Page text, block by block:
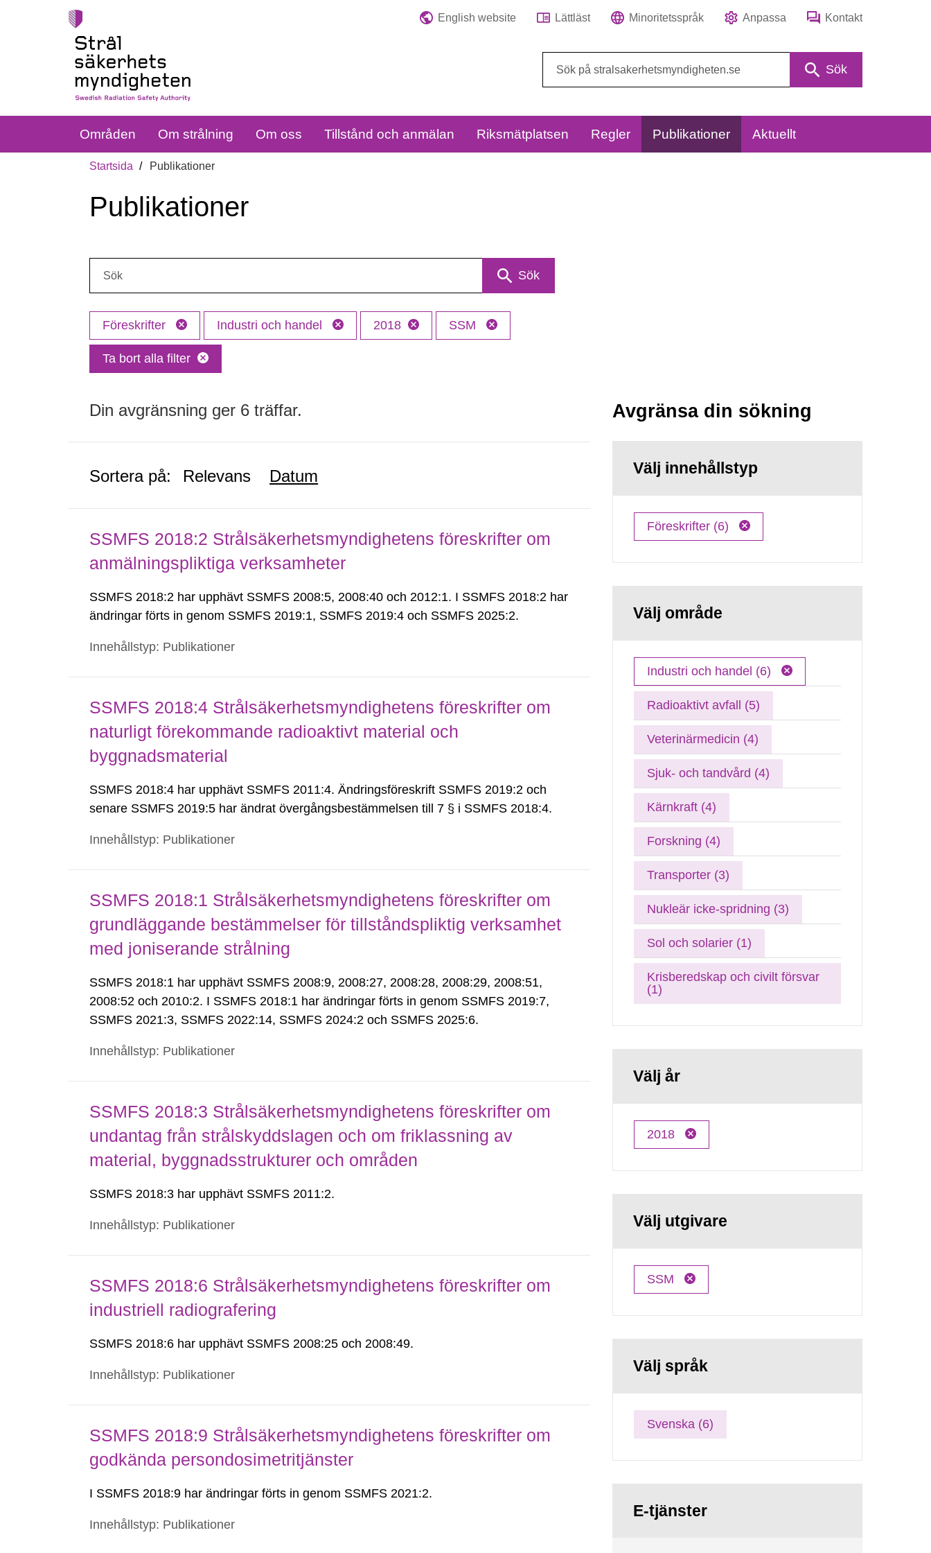
English website Lättläst Minoritetsspråk Anpassa Kontakt
Sök
Områden Om strålning Om oss Tillstånd och anmälan Riksmätplatsen Regler Publikationer Aktuellt
Startsida Publikationer
Publikationer
Sök
Föreskrifter Industri och handel 2018 SSM
Ta bort alla filter
Din avgränsning ger 6 träffar.
Sortera på: Relevans Datum
SSMFS 2018:2 Strålsäkerhetsmyndighetens föreskrifter om
anmälningspliktiga verksamheter
SSMFS 2018:2 har upphävt SSMFS 2008:5, 2008:40 och 2012:1. I SSMFS 2018:2 har
ändringar förts in genom SSMFS 2019:1, SSMFS 2019:4 och SSMFS 2025:2.
Innehållstyp: Publikationer
SSMFS 2018:4 Strålsäkerhetsmyndighetens föreskrifter om
naturligt förekommande radioaktivt material och
byggnadsmaterial
SSMFS 2018:4 har upphävt SSMFS 2011:4. Ändringsföreskrift SSMFS 2019:2 och
senare SSMFS 2019:5 har ändrat övergångsbestämmelsen till 7 § i SSMFS 2018:4.
Innehållstyp: Publikationer
SSMFS 2018:1 Strålsäkerhetsmyndighetens föreskrifter om
grundläggande bestämmelser för tillståndspliktig verksamhet
med joniserande strålning
SSMFS 2018:1 har upphävt SSMFS 2008:9, 2008:27, 2008:28, 2008:29, 2008:51,
2008:52 och 2010:2. I SSMFS 2018:1 har ändringar förts in genom SSMFS 2019:7,
SSMFS 2021:3, SSMFS 2022:14, SSMFS 2024:2 och SSMFS 2025:6.
Innehållstyp: Publikationer
SSMFS 2018:3 Strålsäkerhetsmyndighetens föreskrifter om
undantag från strålskyddslagen och om friklassning av
material, byggnadsstrukturer och områden
SSMFS 2018:3 har upphävt SSMFS 2011:2.
Innehållstyp: Publikationer
SSMFS 2018:6 Strålsäkerhetsmyndighetens föreskrifter om
industriell radiografering
SSMFS 2018:6 har upphävt SSMFS 2008:25 och 2008:49.
Innehållstyp: Publikationer
SSMFS 2018:9 Strålsäkerhetsmyndighetens föreskrifter om
godkända persondosimetritjänster
I SSMFS 2018:9 har ändringar förts in genom SSMFS 2021:2.
Innehållstyp: Publikationer
Avgränsa din sökning
Välj innehållstyp
Föreskrifter (6)
Välj område
Industri och handel (6)
Radioaktivt avfall (5)
Veterinärmedicin (4)
Sjuk- och tandvård (4)
Kärnkraft (4)
Forskning (4)
Transporter (3)
Nukleär icke-spridning (3)
Sol och solarier (1)
Krisberedskap och civilt försvar
(1)
Välj år
2018
Välj utgivare
SSM
Välj språk
Svenska (6)
E-tjänster